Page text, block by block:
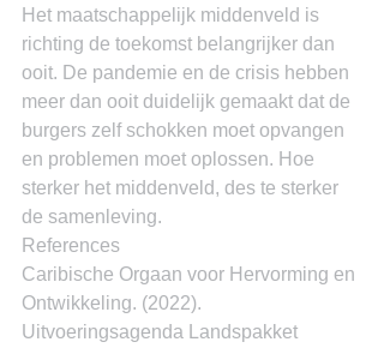
Het maatschappelijk middenveld is
richting de toekomst belangrijker dan
ooit. De pandemie en de crisis hebben
meer dan ooit duidelijk gemaakt dat de
burgers zelf schokken moet opvangen
en problemen moet oplossen. Hoe
sterker het middenveld, des te sterker
de samenleving.
References
Caribische Orgaan voor Hervorming en
Ontwikkeling. (2022).
Uitvoeringsagenda Landspakket